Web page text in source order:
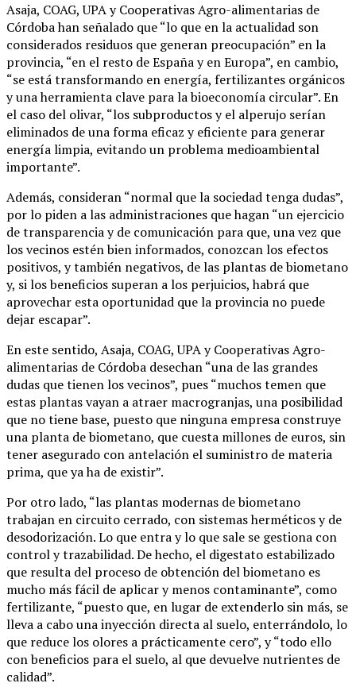
Asaja, COAG, UPA y Cooperativas Agro-alimentarias de
Córdoba han señalado que “lo que en la actualidad son
considerados residuos que generan preocupación” en la
provincia, “en el resto de España y en Europa”, en cambio,
“se está transformando en energía, fertilizantes orgánicos
y una herramienta clave para la bioeconomía circular”. En
el caso del olivar, “los subproductos y el alperujo serían
eliminados de una forma eficaz y eficiente para generar
energía limpia, evitando un problema medioambiental
importante”.
Además, consideran “normal que la sociedad tenga dudas”,
por lo piden a las administraciones que hagan “un ejercicio
de transparencia y de comunicación para que, una vez que
los vecinos estén bien informados, conozcan los efectos
positivos, y también negativos, de las plantas de biometano
y, si los beneficios superan a los perjuicios, habrá que
aprovechar esta oportunidad que la provincia no puede
dejar escapar”.
En este sentido, Asaja, COAG, UPA y Cooperativas Agro-
alimentarias de Córdoba desechan “una de las grandes
dudas que tienen los vecinos”, pues “muchos temen que
estas plantas vayan a atraer macrogranjas, una posibilidad
que no tiene base, puesto que ninguna empresa construye
una planta de biometano, que cuesta millones de euros, sin
tener asegurado con antelación el suministro de materia
prima, que ya ha de existir”.
Por otro lado, “las plantas modernas de biometano
trabajan en circuito cerrado, con sistemas herméticos y de
desodorización. Lo que entra y lo que sale se gestiona con
control y trazabilidad. De hecho, el digestato estabilizado
que resulta del proceso de obtención del biometano es
mucho más fácil de aplicar y menos contaminante”, como
fertilizante, “puesto que, en lugar de extenderlo sin más, se
lleva a cabo una inyección directa al suelo, enterrándolo, lo
que reduce los olores a prácticamente cero”, y “todo ello
con beneficios para el suelo, al que devuelve nutrientes de
calidad”.